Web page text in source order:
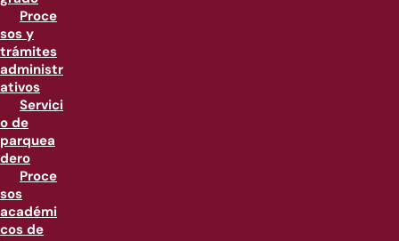
Proce
sos y
trámites
administr
ativos
Servici
o de
parquea
dero
Proce
sos
académi
cos de